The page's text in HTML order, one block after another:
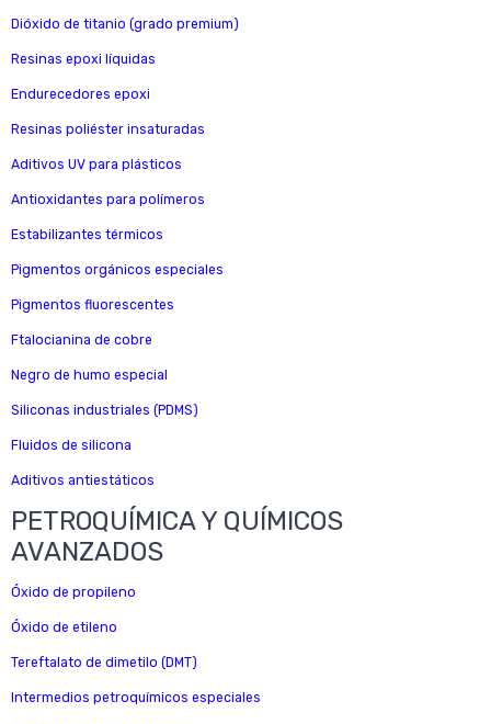
Dióxido de titanio (grado premium)
Resinas epoxi líquidas
Endurecedores epoxi
Resinas poliéster insaturadas
Aditivos UV para plásticos
Antioxidantes para polímeros
Estabilizantes térmicos
Pigmentos orgánicos especiales
Pigmentos fluorescentes
Ftalocianina de cobre
Negro de humo especial
Siliconas industriales (PDMS)
Fluidos de silicona
Aditivos antiestáticos
PETROQUÍMICA Y QUÍMICOS
AVANZADOS
Óxido de propileno
Óxido de etileno
Tereftalato de dimetilo (DMT)
Intermedios petroquímicos especiales